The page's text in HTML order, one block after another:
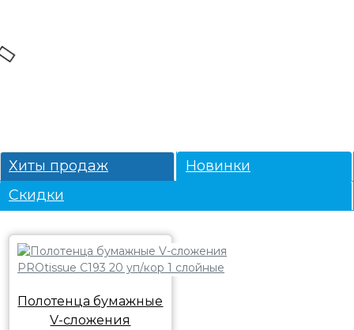
Хиты продаж
Новинки
Скидки
Полотенца бумажные
V-сложения